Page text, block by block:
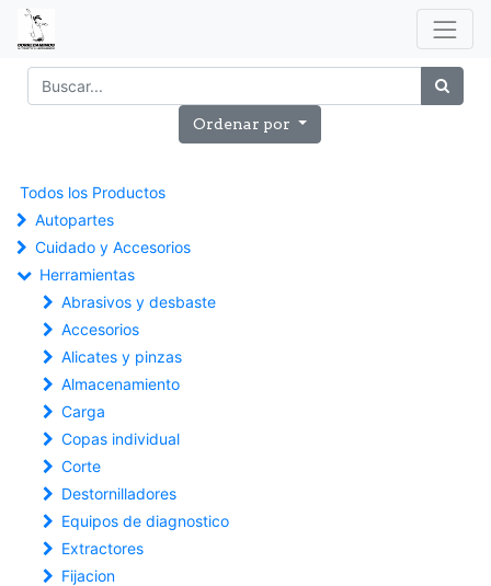
Ordenar por
Todos los Productos
Autopartes
Cuidado y Accesorios
Herramientas
Abrasivos y desbaste
Accesorios
Alicates y pinzas
Almacenamiento
Carga
Copas individual
Corte
Destornilladores
Equipos de diagnostico
Extractores
Fijacion